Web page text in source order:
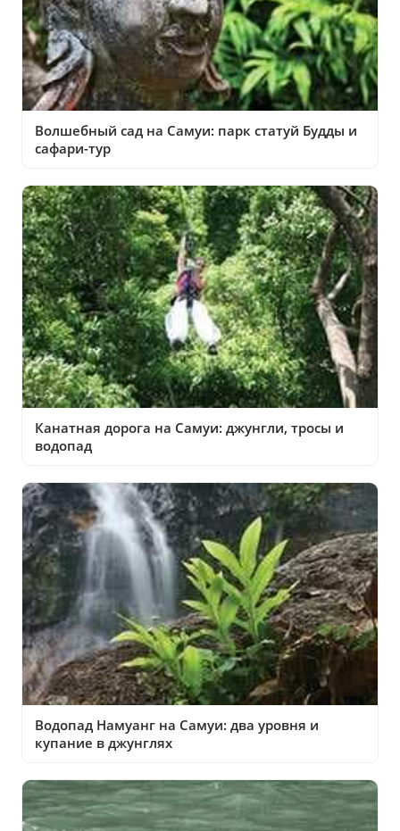
Волшебный сад на Самуи: парк статуй Будды и
сафари-тур
Канатная дорога на Самуи: джунгли, тросы и
водопад
Водопад Намуанг на Самуи: два уровня и
купание в джунглях